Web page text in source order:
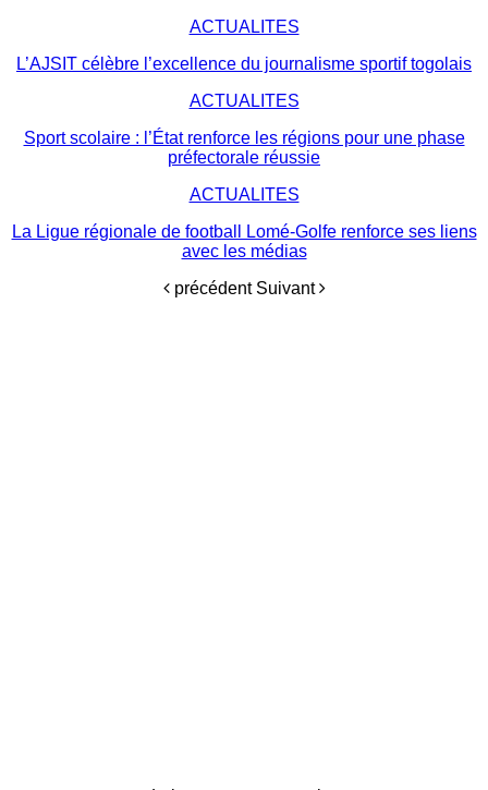
ACTUALITES
L’AJSIT célèbre l’excellence du journalisme sportif togolais
ACTUALITES
Sport scolaire : l’État renforce les régions pour une phase
préfectorale réussie
ACTUALITES
La Ligue régionale de football Lomé-Golfe renforce ses liens
avec les médias
précédent Suivant